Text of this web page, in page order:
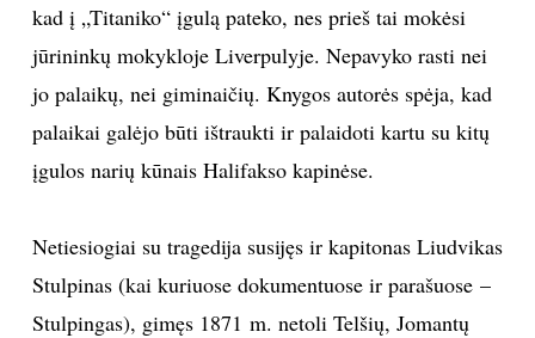
kad į „Titaniko“ įgulą pateko, nes prieš tai mokėsi
jūrininkų mokykloje Liverpulyje. Nepavyko rasti nei
jo palaikų, nei giminaičių. Knygos autorės spėja, kad
palaikai galėjo būti ištraukti ir palaidoti kartu su kitų
įgulos narių kūnais Halifakso kapinėse.
Netiesiogiai su tragedija susijęs ir kapitonas Liudvikas
Stulpinas (kai kuriuose dokumentuose ir parašuose –
Stulpingas), gimęs 1871 m. netoli Telšių, Jomantų